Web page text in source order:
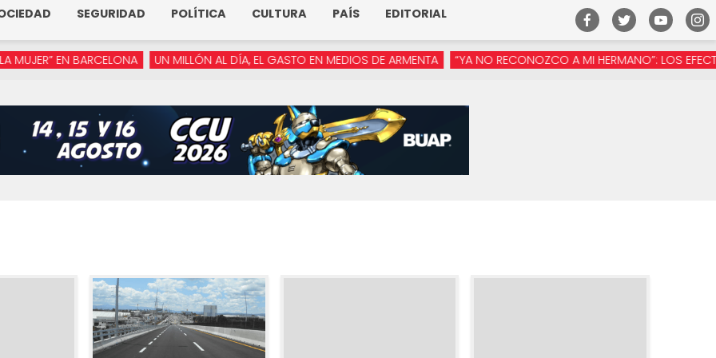
SEGURIDAD POLÍTICA CULTURA PAÍS
EDITORIAL
EN BARCELONA UN MILLÓN AL DÍA, EL GASTO EN MEDIOS DE ARMENTA “YA NO RECONOZCO A MI HERMANO”: LOS EFECTOS DE